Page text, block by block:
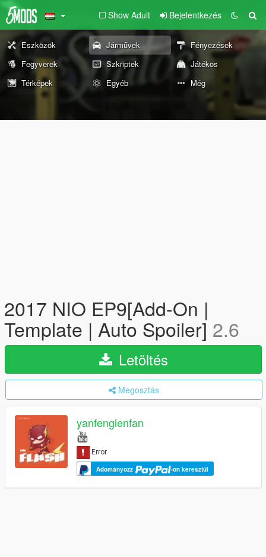
Show Adult Bejelentkezés
Eszközök Járművek
Fényezések
Fegyverek
Szkriptek
Játékos
Térképek
Egyéb Még
2017 NIO EP9[Add-On |
Template | Auto Spoiler] 2.6
Letöltés
Megosztás
yanfenglenfan
Adományozz -on keresztül